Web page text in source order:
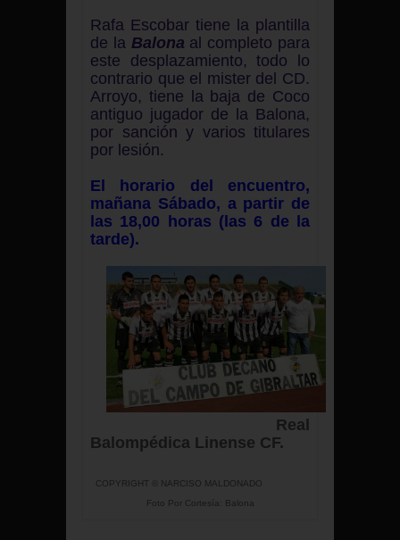
Rafa Escobar tiene la plantilla
de la Balona al completo para
este desplazamiento, todo lo
contrario que el mister del CD.
Arroyo, tiene la baja de Coco
antiguo jugador de la Balona,
por sanción y varios titulares
por lesión.
El horario del encuentro,
mañana Sábado, a partir de
las 18,00 horas (las 6 de la
tarde).
Real
Balompédica Linense CF.
COPYRIGHT © NARCISO MALDONADO
Foto Por Cortesía: Balona